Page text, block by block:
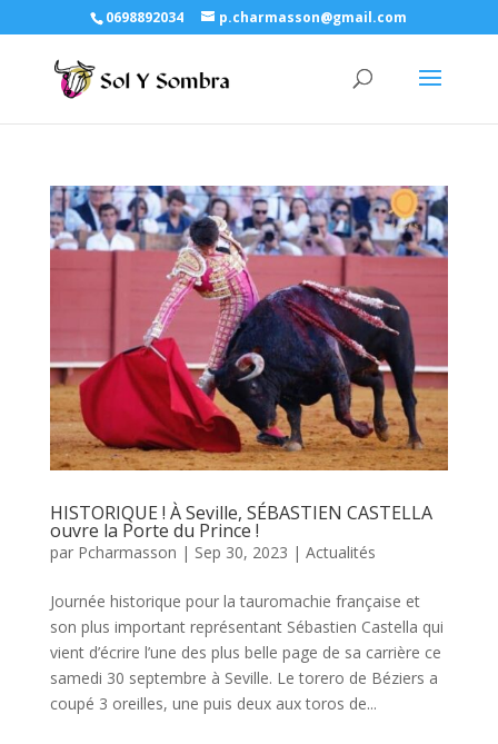
0698892034 p.charmasson@gmail.com
HISTORIQUE ! À Seville, SÉBASTIEN CASTELLA
ouvre la Porte du Prince !
par Pcharmasson | Sep 30, 2023 | Actualités
Journée historique pour la tauromachie française et
son plus important représentant Sébastien Castella qui
vient d’écrire l’une des plus belle page de sa carrière ce
samedi 30 septembre à Seville. Le torero de Béziers a
coupé 3 oreilles, une puis deux aux toros de...